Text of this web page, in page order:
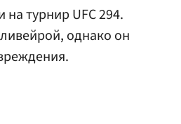
на турнир UFC 294.
однако он